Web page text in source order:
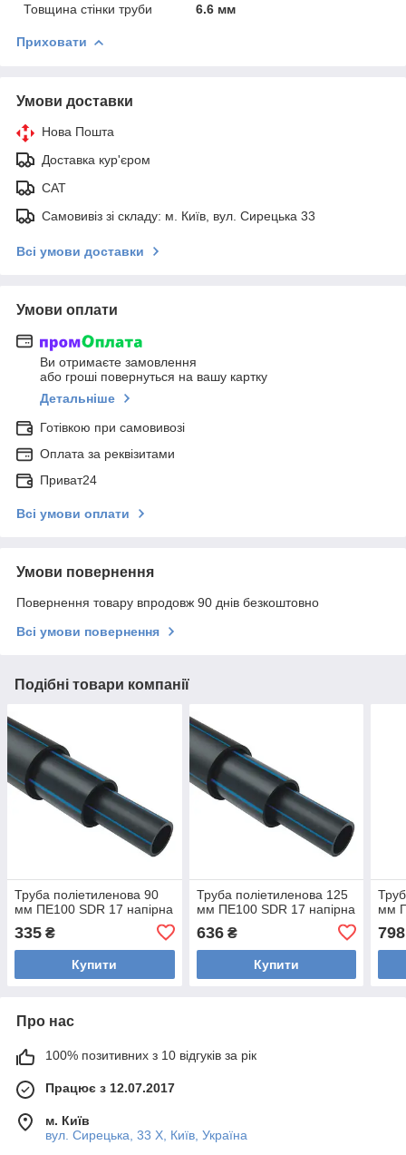
Товщина стінки труби
6.6 мм
Приховати
Умови доставки
Нова Пошта
Доставка кур'єром
САТ
Самовивіз зі складу: м. Київ, вул. Сирецька 33
Всі умови доставки
Умови оплати
Ви отримаєте замовлення
або гроші повернуться на вашу картку
Детальніше
Готівкою при самовивозі
Оплата за реквізитами
Приват24
Всі умови оплати
Умови повернення
Повернення товару впродовж 90 днів безкоштовно
Всі умови повернення
Подібні товари компанії
Труба поліетиленова 90
мм ПЕ100 SDR 17 напірна
335 ₴
Купити
Труба поліетиленова 125
мм ПЕ100 SDR 17 напірна
636₴
Купити
мм
798
Про нас
100% позитивних з 10 відгуків за рік
Працює з 12.07.2017
м. Київ
вул. Сирецька, 33 Х, Київ, Україна